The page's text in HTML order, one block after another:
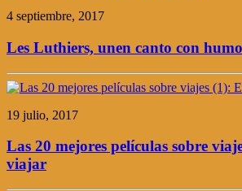
4 septiembre, 2017
Les Luthiers, unen canto con
19 julio, 2017
Las 20 mejores películas sobre
viajar